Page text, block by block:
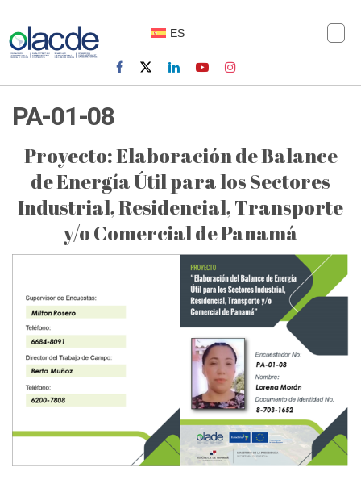
ES
PA-01-08
Proyecto: Elaboración de Balance
de Energía Útil para los Sectores
Industrial, Residencial, Transporte
y/o Comercial de Panamá